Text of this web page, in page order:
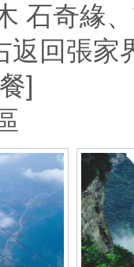
石奇緣
返回張家
]